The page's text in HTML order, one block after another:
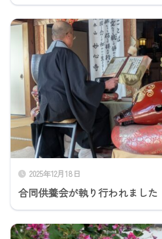
2025年12月18日
合同供養会が執り行われました